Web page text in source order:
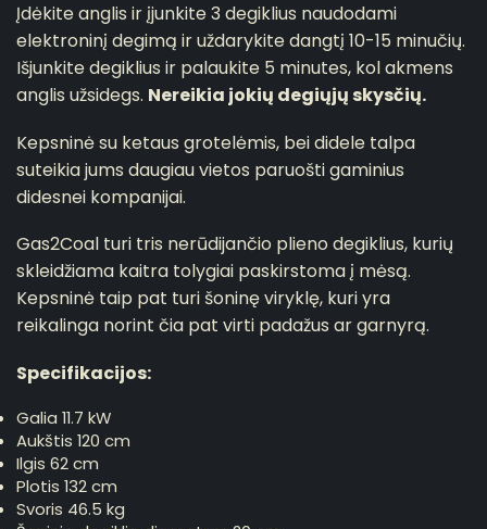
Įdėkite anglis ir įjunkite 3 degiklius naudodami
elektroninį degimą ir uždarykite dangtį 10-15 minučių.
Išjunkite degiklius ir palaukite 5 minutes, kol akmens
anglis užsidegs. Nereikia jokių degiųjų skysčių.
Kepsninė su ketaus grotelėmis, bei didele talpa
suteikia jums daugiau vietos paruošti gaminius
didesnei kompanijai.
Gas2Coal turi tris nerūdijančio plieno degiklius, kurių
skleidžiama kaitra tolygiai paskirstoma į mėsą.
Kepsninė taip pat turi šoninę viryklę, kuri yra
reikalinga norint čia pat virti padažus ar garnyrą.
Specifikacijos:
Galia 11.7 kW
Aukštis 120 cm
Ilgis 62 cm
Plotis 132 cm
Svoris 46.5 kg